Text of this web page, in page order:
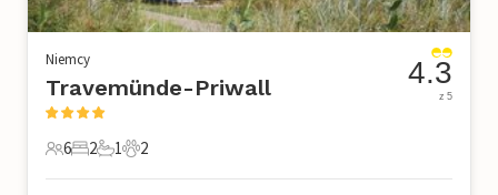
Niemcy
Travemünde-Priwall
6 Goście
6
2 Sypialnie
2
1 Łazienka
1
2 Zwierzęta domowe
2
4.3
z 5